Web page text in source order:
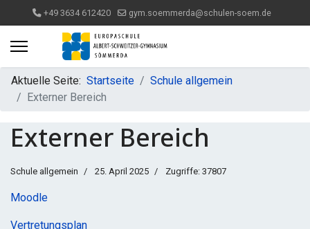
+49 3634 612420 gym.soemmerda@schulen-soem.de
Aktuelle Seite: Startseite
Schule allgemein
Externer Bereich
Externer Bereich
Schule allgemein 25. April 2025 Zugriffe: 37807
Moodle
Vertretungsplan